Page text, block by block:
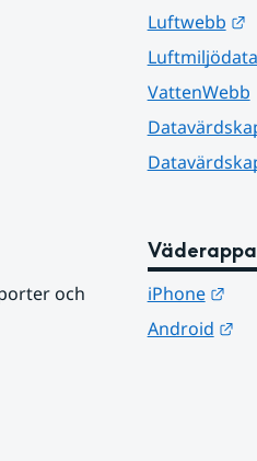
Luftwebb
Luftmiljödata
VattenWebb
och
iPhone
Android